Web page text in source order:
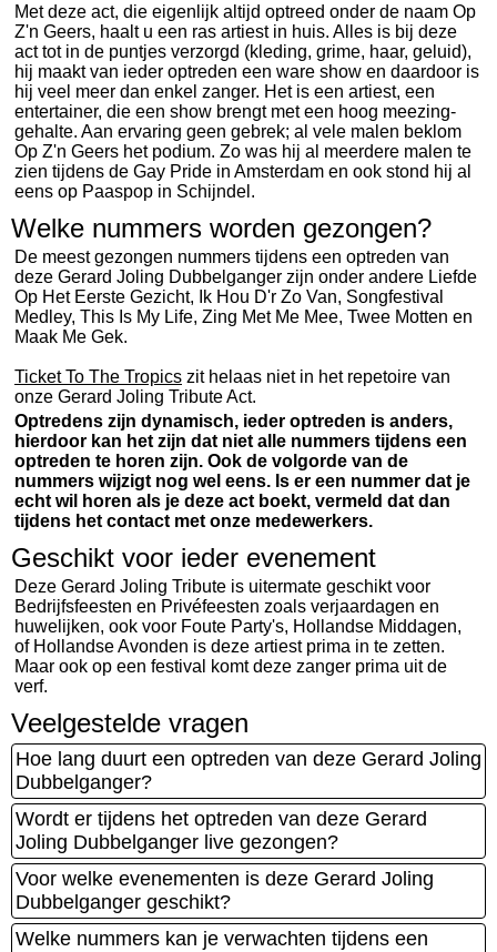
Met deze act, die eigenlijk altijd optreed onder de naam Op
Z'n Geers, haalt u een ras artiest in huis. Alles is bij deze
act tot in de puntjes verzorgd (kleding, grime, haar, geluid),
hij maakt van ieder optreden een ware show en daardoor is
hij veel meer dan enkel zanger. Het is een artiest, een
entertainer, die een show brengt met een hoog meezing-
gehalte. Aan ervaring geen gebrek; al vele malen beklom
Op Z'n Geers het podium. Zo was hij al meerdere malen te
zien tijdens de Gay Pride in Amsterdam en ook stond hij al
eens op Paaspop in Schijndel.
Welke nummers worden gezongen?
De meest gezongen nummers tijdens een optreden van
deze Gerard Joling Dubbelganger zijn onder andere Liefde
Op Het Eerste Gezicht, Ik Hou D'r Zo Van, Songfestival
Medley, This Is My Life, Zing Met Me Mee, Twee Motten en
Maak Me Gek.
Ticket To The Tropics zit helaas niet in het repetoire van
onze Gerard Joling Tribute Act.
Optredens zijn dynamisch, ieder optreden is anders,
hierdoor kan het zijn dat niet alle nummers tijdens een
optreden te horen zijn. Ook de volgorde van de
nummers wijzigt nog wel eens. Is er een nummer dat je
echt wil horen als je deze act boekt, vermeld dat dan
tijdens het contact met onze medewerkers.
Geschikt voor ieder evenement
Deze Gerard Joling Tribute is uitermate geschikt voor
Bedrijfsfeesten en Privéfeesten zoals verjaardagen en
huwelijken, ook voor Foute Party's, Hollandse Middagen,
of Hollandse Avonden is deze artiest prima in te zetten.
Maar ook op een festival komt deze zanger prima uit de
verf.
Veelgestelde vragen
Hoe lang duurt een optreden van deze Gerard Joling
Dubbelganger?
Wordt er tijdens het optreden van deze Gerard
Joling Dubbelganger live gezongen?
Voor welke evenementen is deze Gerard Joling
Dubbelganger geschikt?
Welke nummers kan je verwachten tijdens een